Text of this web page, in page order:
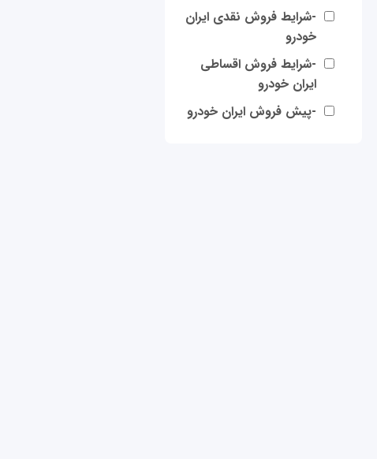
-شرایط فروش نقدی ایران
خودرو
-شرایط فروش اقساطی
ایران خودرو
-پیش فروش ایران خودرو